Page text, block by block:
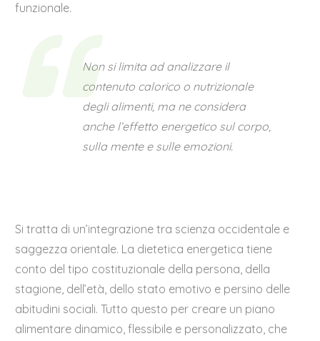
funzionale.
Non si limita ad analizzare il
contenuto calorico o nutrizionale
degli alimenti, ma ne considera
anche l’effetto energetico sul corpo,
sulla mente e sulle emozioni.
Si tratta di un’integrazione tra scienza occidentale e
saggezza orientale. La dietetica energetica tiene
conto del tipo costituzionale della persona, della
stagione, dell’età, dello stato emotivo e persino delle
abitudini sociali. Tutto questo per creare un piano
alimentare dinamico, flessibile e personalizzato, che